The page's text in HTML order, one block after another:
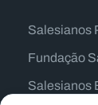
Salesianos
Fundação
Salesianos